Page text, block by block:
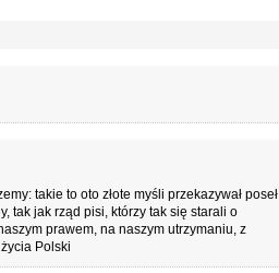
takie to oto złote myśli przekazywał poseł
tak jak rząd pisi, którzy tak się starali o
prawem, na naszym utrzymaniu, z
Polski